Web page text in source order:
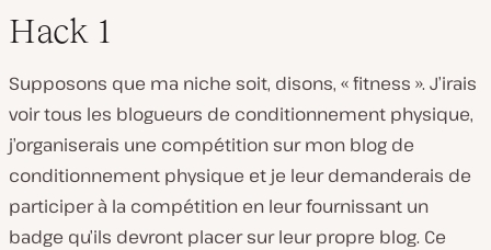
Hack 1
Supposons que ma niche soit, disons, « fitness ». J’irais
voir tous les blogueurs de conditionnement physique,
j’organiserais une compétition sur mon blog de
conditionnement physique et je leur demanderais de
participer à la compétition en leur fournissant un
badge qu’ils devront placer sur leur propre blog. Ce